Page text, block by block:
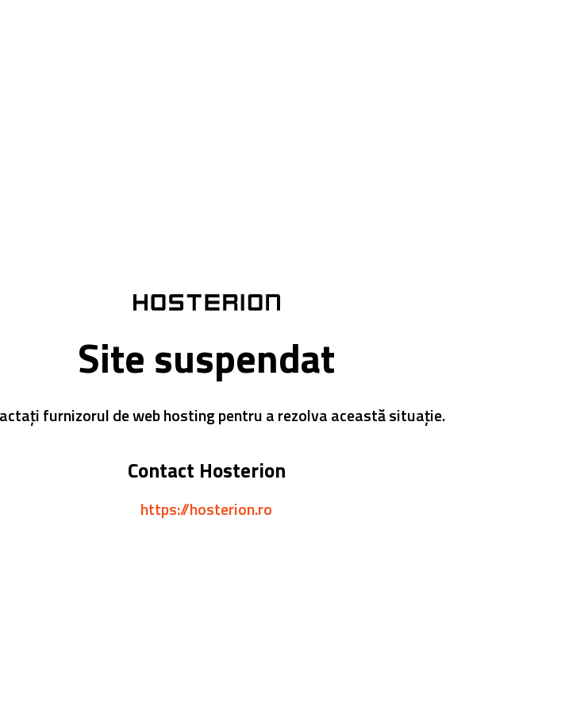
Site suspendat
furnizorul de web hosting pentru a rezolva această situație.
Contact Hosterion
https://hosterion.ro